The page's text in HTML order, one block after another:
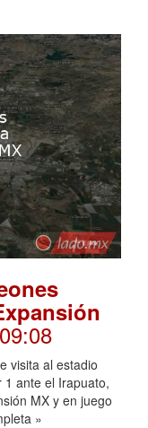
visita al estadio
ante el Irapuato,
MX y en juego
»